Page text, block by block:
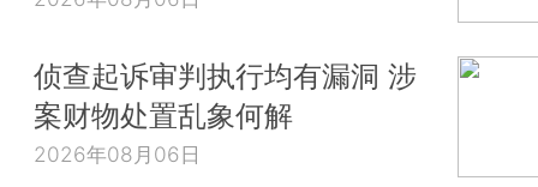
侦查起诉审判执行均有漏洞 涉
案财物处置乱象何解
2026年08月06日